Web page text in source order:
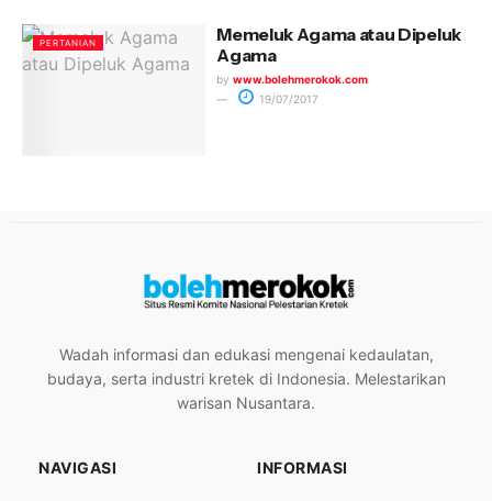
PERTANIAN
Memeluk Agama atau Dipeluk
Agama
by www.bolehmerokok.com
19/07/2017
Wadah informasi dan edukasi mengenai kedaulatan,
budaya, serta industri kretek di Indonesia. Melestarikan
warisan Nusantara.
NAVIGASI INFORMASI